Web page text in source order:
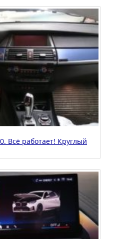
Всё работает! Круглый